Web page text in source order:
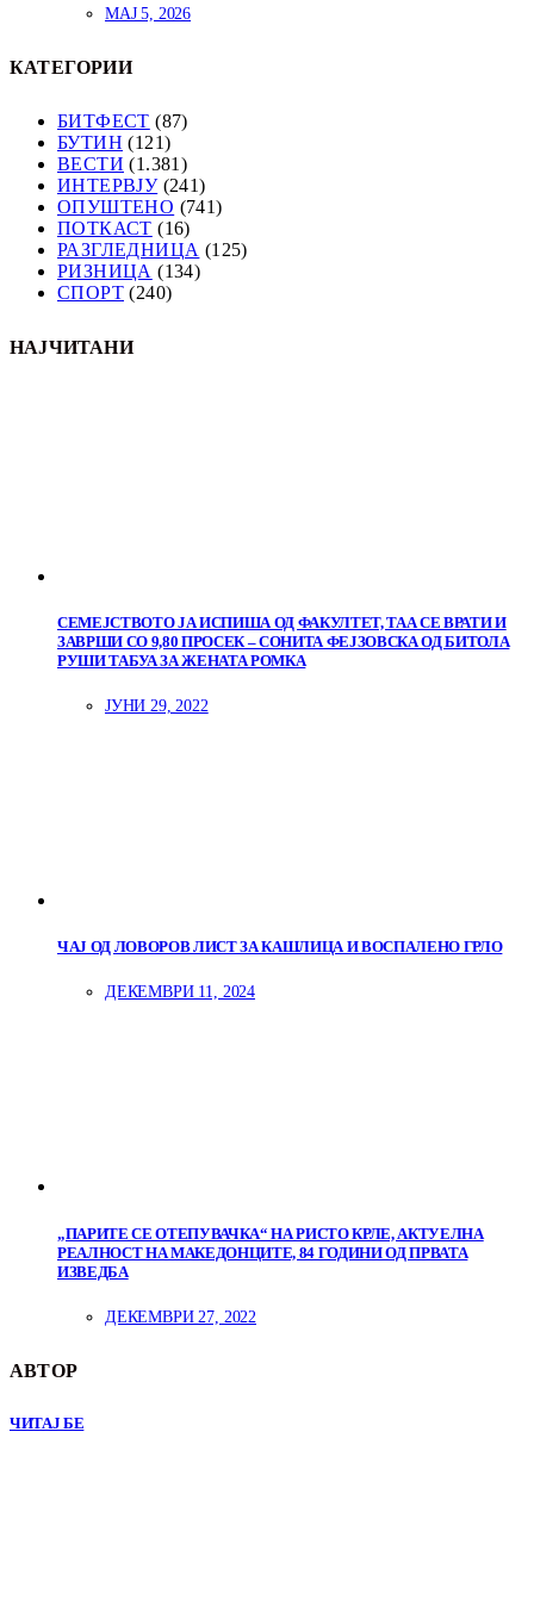
МАЈ 5, 2026
КАТЕГОРИИ
БИТФЕСТ (87)
БУТИН (121)
ВЕСТИ (1.381)
ИНТЕРВЈУ(241)
ОПУШТЕНО (741)
ПОТКАСТ (16)
РАЗГЛЕДНИЦА (125)
РИЗНИЦА (134)
СПОРТ (240)
НАЈЧИТАНИ
СЕМЕЈСТВОТО ЈА ИСПИША ОД ФАКУЛТЕТ, ТАА СЕ ВРАТИ И
ЗАВРШИ СО 9,80 ПРОСЕК – СОНИТА ФЕЈЗОВСКА ОД БИТОЛА
РУШИ ТАБУА ЗА ЖЕНАТА РОМКА
ЈУНИ 29, 2022
ЧАЈ ОД ЛОВОРОВ ЛИСТ ЗА КАШЛИЦА И ВОСПАЛЕНО ГРЛО
ДЕКЕМВРИ 11, 2024
„ПАРИТЕ СЕ ОТЕПУВАЧКА“ НА РИСТО КРЛЕ, АКТУЕЛНА
РЕАЛНОСТ НА МАКЕДОНЦИТЕ, 84 ГОДИНИ ОД ПРВАТА
ИЗВЕДБА
ДЕКЕМВРИ 27, 2022
АВТОР
ЧИТАЈ БЕ